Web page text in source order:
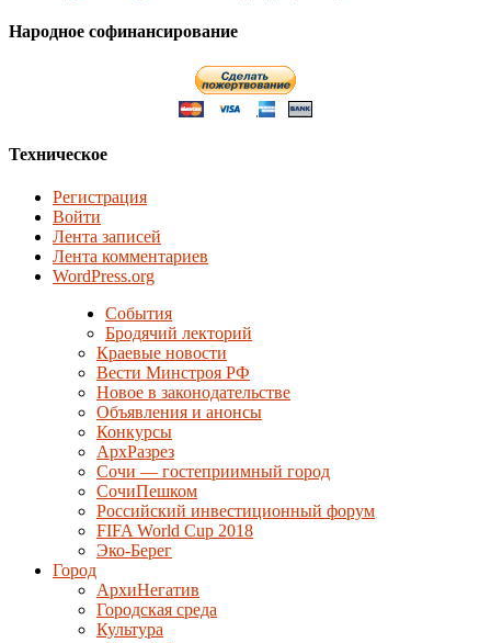
Народное софинансирование
Техническое
Регистрация
Войти
Лента записей
Лента комментариев
WordPress.org
События
Бродячий лекторий
Краевые новости
Вести Минстроя РФ
Новое в законодательстве
Объявления и анонсы
Конкурсы
АрхРазрез
Сочи — гостеприимный город
СочиПешком
Российский инвестиционный форум
FIFA World Cup 2018
Эко-Берег
Город
АрхиНегатив
Городская среда
Культура